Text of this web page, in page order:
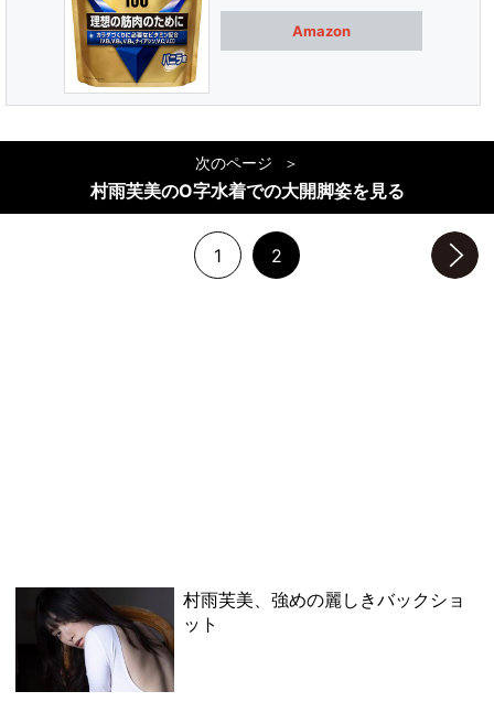
Amazon
次のページ
村雨芙美のO字水着での大開脚姿を見る
1 2
村雨芙美、強めの麗しきバックショ
ット